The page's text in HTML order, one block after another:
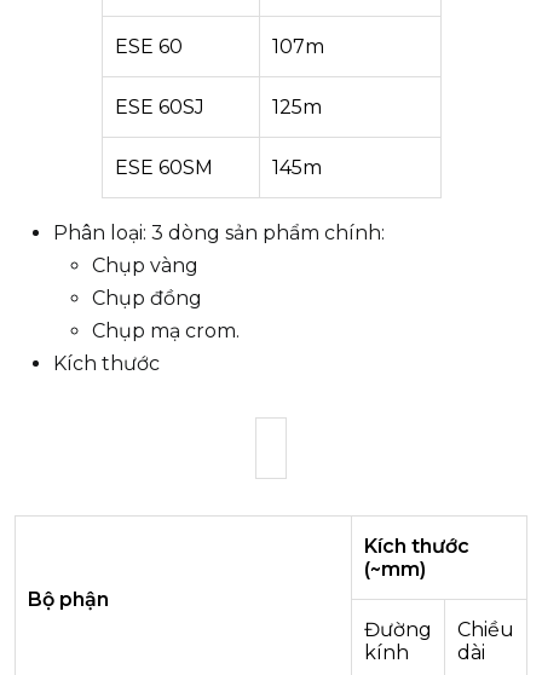
ESE 60 107m
ESE 60SJ 125m
ESE 60SM 145m
Phân loại: 3 dòng sản phẩm chính:
Chụp vàng
Chụp đồng
Chụp mạ crom.
Kích thước
Bộ phận
Kích thước
(~mm)
Đường
kính
Chiều
dài